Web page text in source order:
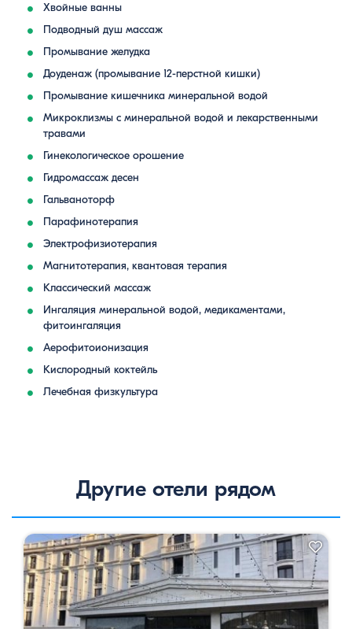
Хвойные ванны
Подводный душ массаж
Промывание желудка
Доуденаж (промывание 12-перстной кишки)
Промывание кишечника минеральной водой
Микроклизмы с минеральной водой и лекарственными
травами
Гинекологическое орошение
Гидромассаж десен
Гальваноторф
Парафинотерапия
Электрофизиотерапия
Магнитотерапия, квантовая терапия
Классический массаж
Ингаляция минеральной водой, медикаментами,
фитоингаляция
Аерофитоионизация
Кислородный коктейль
Лечебная физкультура
Другие отели рядом